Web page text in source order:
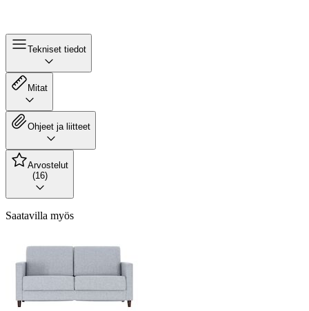
Tekniset tiedot
Mitat
Ohjeet ja liitteet
Arvostelut
(16)
Saatavilla myös